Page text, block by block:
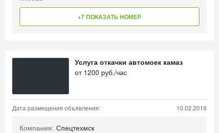
+7 ПОКАЗАТЬ НОМЕР
Услуга откачки автомоек камаз
от 1200 руб./час
Дата размещения объявления: 10.02.2016
Компания: Спецтехмск